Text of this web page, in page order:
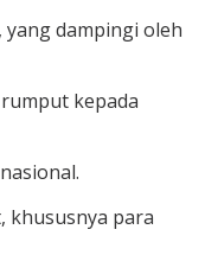
dampingi oleh
kepada
khususnya para